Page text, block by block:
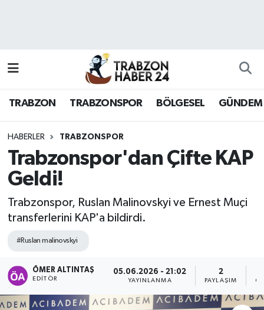
TRABZON TRABZONSPOR BÖLGESEL GÜNDEM
HABERLER TRABZONSPOR
Trabzonspor'dan Çifte KAP
Geldi!
Trabzonspor, Ruslan Malinovskyi ve Ernest Muçi
transferlerini KAP'a bildirdi.
#Ruslan malinovskyi
ÖMER ALTINTAŞ
EDITÖR
05.06.2026 - 21:02
YAYINLANMA
2
PAYLAŞIM
Hava Durumu
Namaz Vakitleri
Trafik Durumu
Süper Lig Puan Durumu ve Fikstür